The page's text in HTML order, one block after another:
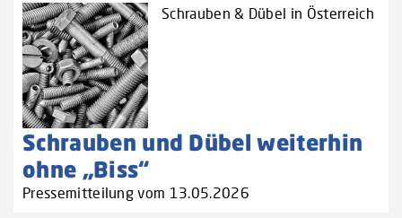
Schrauben & Dübel in Österreich
Schrauben und Dübel weiterhin
ohne „Biss“
Pressemitteilung vom 13.05.2026